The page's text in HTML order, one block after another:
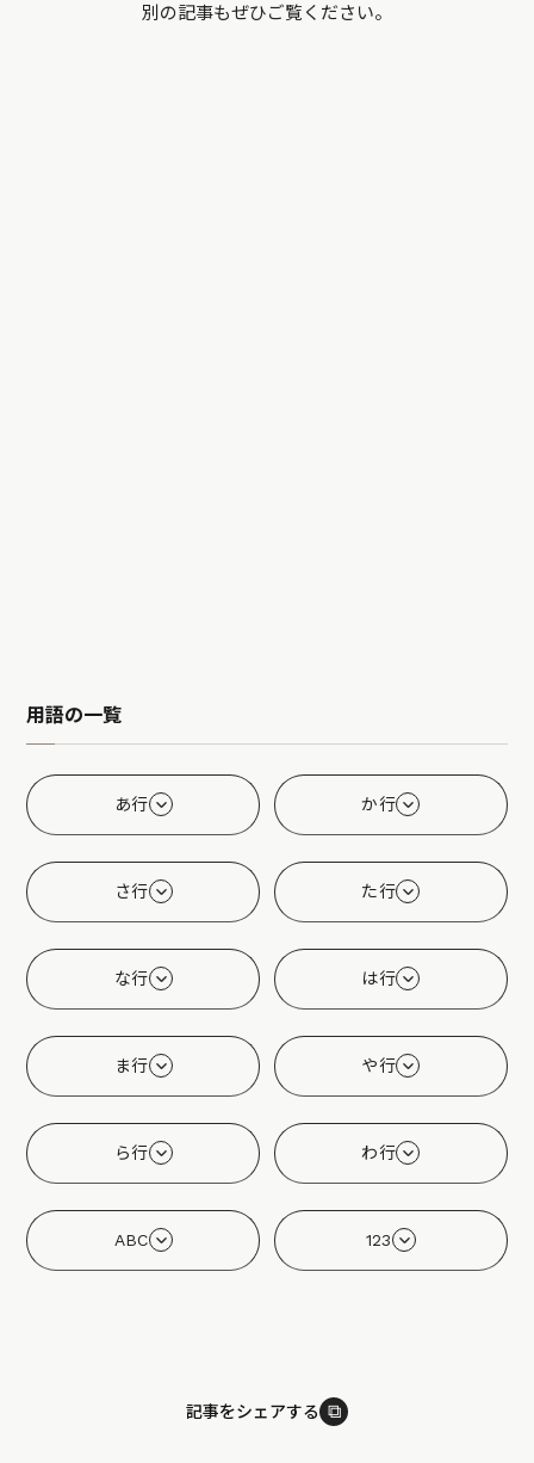
別の記事もぜひご覧ください。
用語の一覧
あ行 か行
さ行 た行
な行 は行
ま行 や行
ら行 わ行
ABC 123
記事をシェアする ⧉